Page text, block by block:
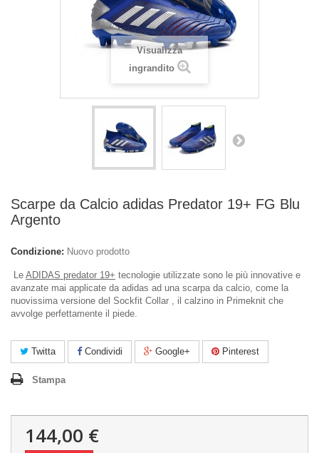
Visualizza
ingrandito
Scarpe da Calcio adidas Predator 19+ FG Blu
Argento
Condizione: Nuovo prodotto
Le ADIDAS predator 19+ tecnologie utilizzate sono le più innovative e
avanzate mai applicate da adidas ad una scarpa da calcio, come la
nuovissima versione del Sockfit Collar , il calzino in Primeknit che
avvolge perfettamente il piede.
Twitta Condividi Google+ Pinterest
Stampa
144,00 €